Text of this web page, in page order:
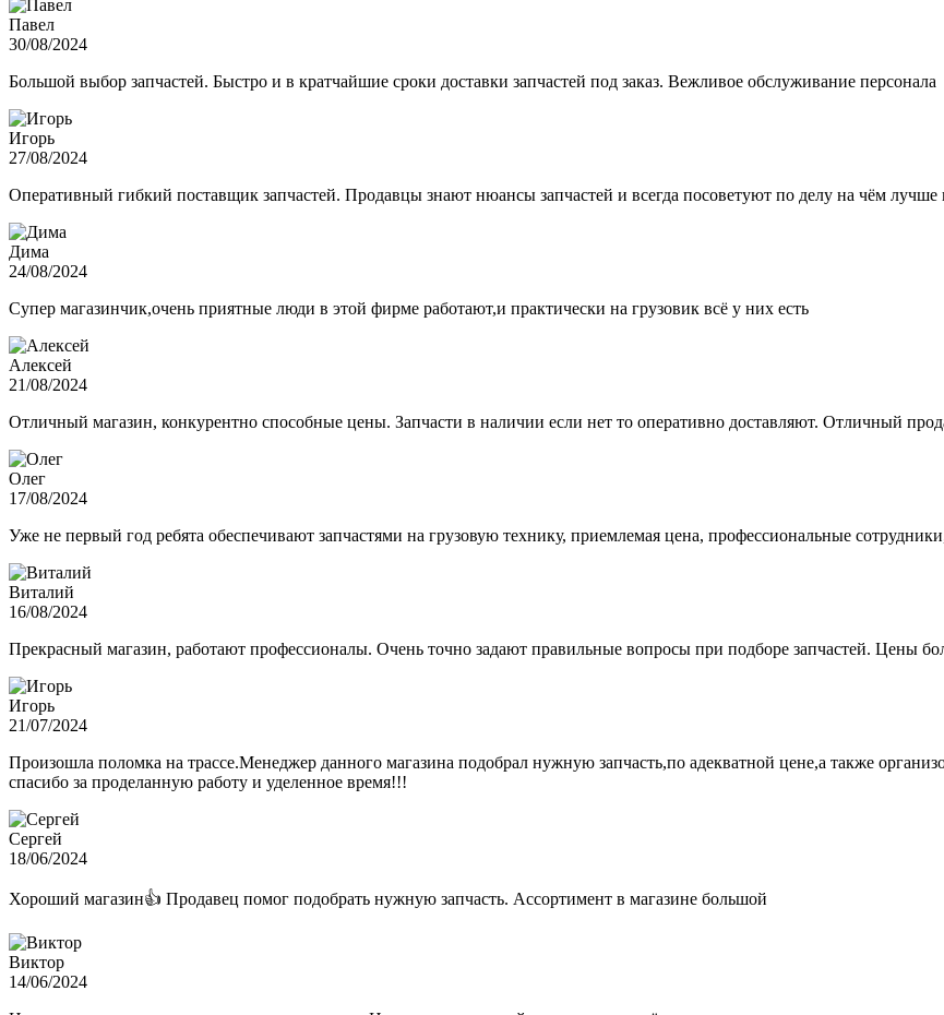
Павел
30/08/2024
Большой выбор запчастей. Быстро и в кратчайшие сроки доставки запчастей под заказ. Вежливое обслуживание персонала
Игорь
27/08/2024
Оперативный гибкий поставщик запчастей. Продавцы знают нюансы запчастей и всегда посоветуют по делу на чём лучше
Дима
24/08/2024
Супер магазинчик,очень приятные люди в этой фирме работают,и практически на грузовик всё у них есть
Алексей
21/08/2024
Отличный магазин, конкурентно способные цены. Запчасти в наличии если нет то оперативно доставляют. Отличный
Олег
17/08/2024
Уже не первый год ребята обеспечивают запчастями на грузовую технику, приемлемая цена, профессиональные
Виталий
16/08/2024
Прекрасный магазин, работают профессионалы. Очень точно задают правильные вопросы при подборе запчастей. Цены
Игорь
21/07/2024
Произошла поломка на трассе.Менеджер данного магазина подобрал нужную запчасть,по адекватной цене,а также
спасибо за проделанную работу и уделенное время!!!
Сергей
18/06/2024
Хороший магазин👍 Продавец помог подобрать нужную запчасть. Ассортимент в магазине большой
Виктор
14/06/2024